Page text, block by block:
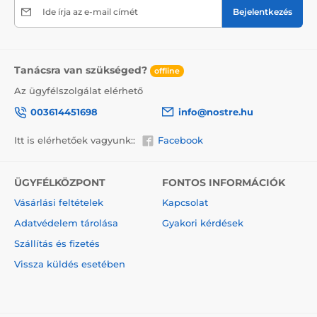
kartondobozban (5vl)
szállítjuk. Hogy
figyelmeztessük a szállítót a törékeny áruról, nem
A vászonképek előnyei
Ide írja az e-mail címét Bejelentkezés
Tanácsra van szükséged? offline
Az ügyfélszolgálat elérhető
003614451698
info@nostre.hu
Itt is elérhetőek vagyunk:: Facebook
ÜGYFÉLKÖZPONT
Vásárlási feltételek
Adatvédelem tárolása
Szállítás és fizetés
Vissza küldés esetében
FONTOS INFORMÁCIÓK
Kapcsolat
Gyakori kérdések